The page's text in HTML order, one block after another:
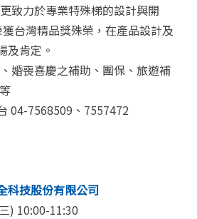
致力於專業特殊梯的設計與開
台灣精品獎殊榮，在產品設計及
及肯定。
婚喪喜慶之補助、團保、旅遊補
04-7568509、7557472
科技股份有限公司
) 10:00-11:30